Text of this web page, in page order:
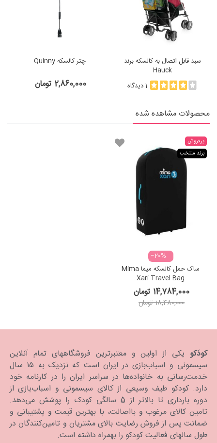
سبد قابل اتصال به کالسکه برند
Hauck
1 دیدگاه
چتر کالسکه Quinny
2,860,000 تومان
محصولات مشاهده شده
پرفروش
برند منتخب
‎−20%
ساک حمل کالسکه میما Mima
Xari Travel Bag
14,784,000 تومان
18,480,000 تومان
کودَکو یکی از اولین و معتبرترین فروشگاههای تمام آنلاین
سیسمونی و اسباب‌بازی در ایران است که نزدیک به ۱۵ سال
خدمت‌رسانی به خانواده‌ها در سراسر ایران را در کارنامه خود
دارد. كودكو طیف وسیعی از کالای سیسمونی و اسباب‌بازی از
دوره بارداری تا بالاتر از 5 سالگی کودک را پوشش می‌دهد.
تامین کالای مرغوب و بااصالت، با بهترین قیمت و پشتیبانی و
ضمانت پس از فروش رضایت بالای مشتریان و تامین‌کنندگان در
طول سالهای فعالیت کودکو را بهمراه داشته است.